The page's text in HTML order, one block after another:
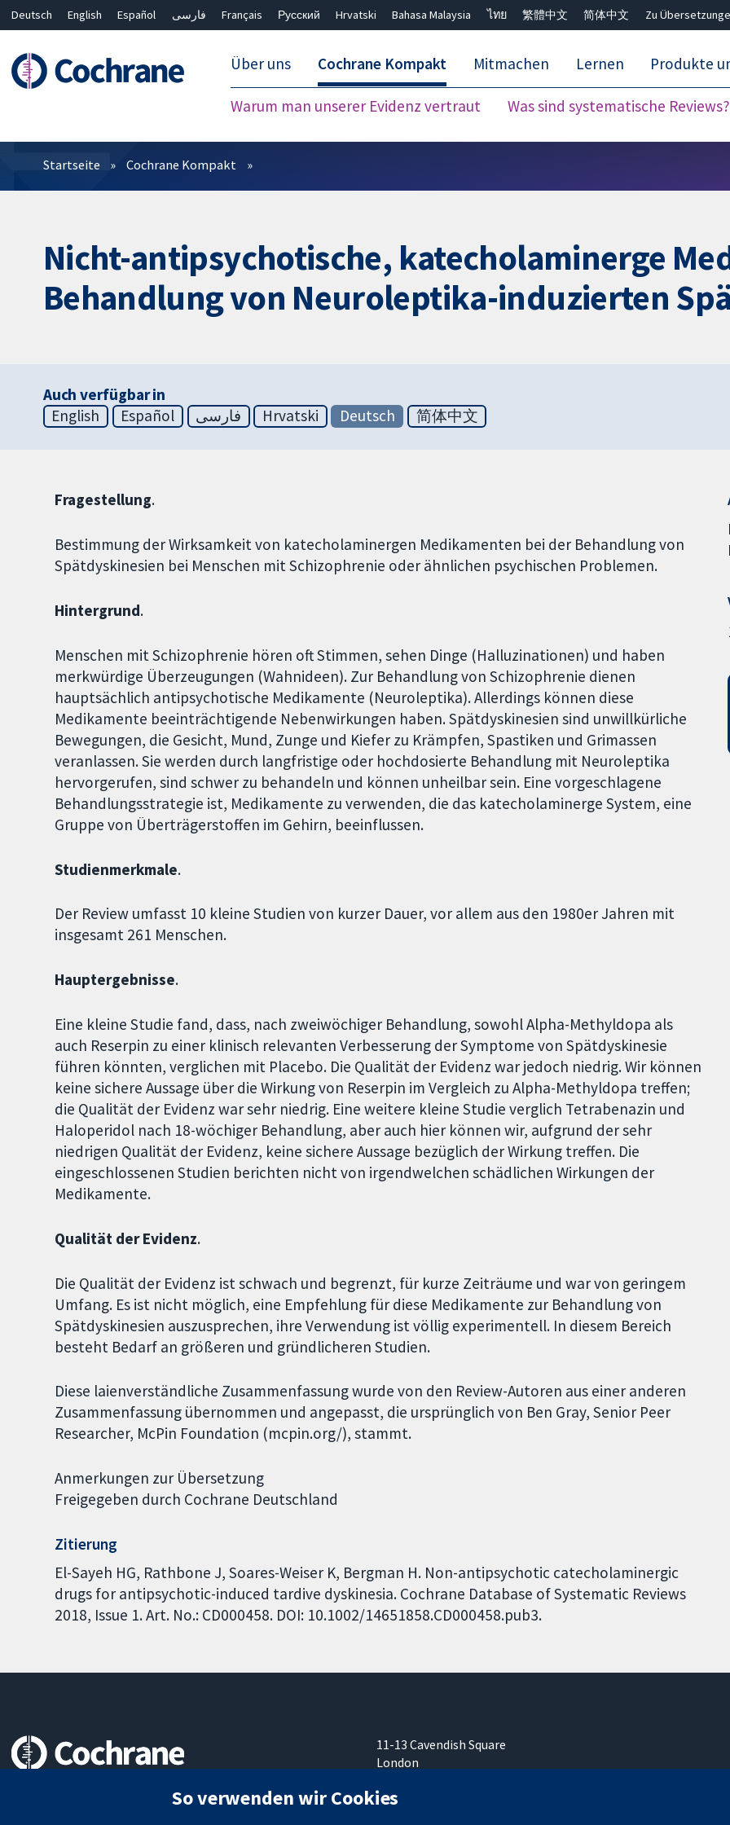
Deutsch English Español فارسی Français Русский Hrvatski Bahasa Malaysia ไทย 繁體中文 简体中文 Zu
Über uns Cochrane Kompakt
Warum man unserer Evidenz vertraut Was sind systematische Reviews?
Mitmachen Lernen Produkte
Filter
Startseite Cochrane Kompakt
Nicht-antipsychotische, katecholaminerge
Behandlung von Neuroleptika-induzierten
Auch verfügbar in
English
Español فارسی Hrvatski Deutsch 简体中文
Fragestellung.
Bestimmung der Wirksamkeit von katecholaminergen Medikamenten bei der Behandlung von
Spätdyskinesien bei Menschen mit Schizophrenie oder ähnlichen psychischen Problemen.
Hintergrund.
Menschen mit Schizophrenie hören oft Stimmen, sehen Dinge (Halluzinationen) und haben
merkwürdige Überzeugungen (Wahnideen). Zur Behandlung von Schizophrenie dienen
hauptsächlich antipsychotische Medikamente (Neuroleptika). Allerdings können diese
Medikamente beeinträchtigende Nebenwirkungen haben. Spätdyskinesien sind unwillkürliche
Bewegungen, die Gesicht, Mund, Zunge und Kiefer zu Krämpfen, Spastiken und Grimassen
veranlassen. Sie werden durch langfristige oder hochdosierte Behandlung mit Neuroleptika
hervorgerufen, sind schwer zu behandeln und können unheilbar sein. Eine vorgeschlagene
Behandlungsstrategie ist, Medikamente zu verwenden, die das katecholaminerge System, eine
Gruppe von Überträgerstoffen im Gehirn, beeinflussen.
Studienmerkmale.
Der Review umfasst 10 kleine Studien von kurzer Dauer, vor allem aus den 1980er Jahren mit
insgesamt 261 Menschen.
Hauptergebnisse.
Eine kleine Studie fand, dass, nach zweiwöchiger Behandlung, sowohl Alpha-Methyldopa als
auch Reserpin zu einer klinisch relevanten Verbesserung der Symptome von Spätdyskinesie
führen könnten, verglichen mit Placebo. Die Qualität der Evidenz war jedoch niedrig. Wir können
keine sichere Aussage über die Wirkung von Reserpin im Vergleich zu Alpha-Methyldopa treffen;
die Qualität der Evidenz war sehr niedrig. Eine weitere kleine Studie verglich Tetrabenazin und
Haloperidol nach 18-wöchiger Behandlung, aber auch hier können wir, aufgrund der sehr
niedrigen Qualität der Evidenz, keine sichere Aussage bezüglich der Wirkung treffen. Die
eingeschlossenen Studien berichten nicht von irgendwelchen schädlichen Wirkungen der
Medikamente.
Qualität der Evidenz.
Die Qualität der Evidenz ist schwach und begrenzt, für kurze Zeiträume und war von geringem
Umfang. Es ist nicht möglich, eine Empfehlung für diese Medikamente zur Behandlung von
Spätdyskinesien auszusprechen, ihre Verwendung ist völlig experimentell. In diesem Bereich
besteht Bedarf an größeren und gründlicheren Studien.
Diese laienverständliche Zusammenfassung wurde von den Review-Autoren aus einer anderen
Zusammenfassung übernommen und angepasst, die ursprünglich von Ben Gray, Senior Peer
Researcher, McPin Foundation (mcpin.org/), stammt.
Anmerkungen zur Übersetzung
Freigegeben durch Cochrane Deutschland
Zitierung
El-Sayeh HG, Rathbone J, Soares-Weiser K, Bergman H. Non-antipsychotic catecholaminergic
drugs for antipsychotic-induced tardive dyskinesia. Cochrane Database of Systematic Reviews
2018, Issue 1. Art. No.: CD000458. DOI: 10.1002/14651858.CD000458.pub3.
11-13 Cavendish Square
London
Vereinigtes Königreich
So verwenden wir Cookies